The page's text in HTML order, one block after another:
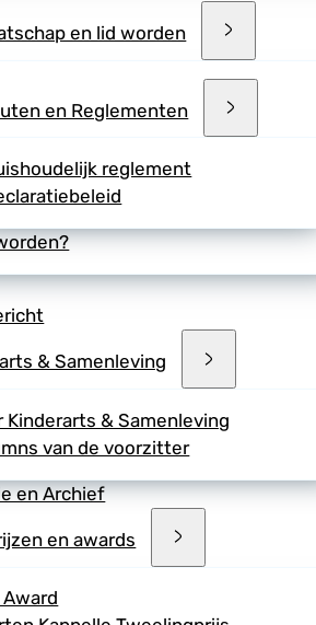
en lid worden
en Reglementen
reglement
& Samenleving
Kinderarts & Samenleving
van de voorzitter
en Archief
en awards
Award
8.30 - 17.00 uur